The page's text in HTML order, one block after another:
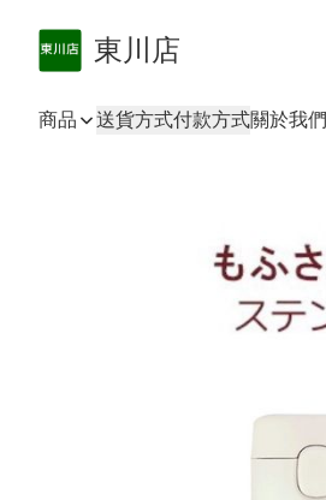
東川店
商品 送貨方式付款方式關於我們